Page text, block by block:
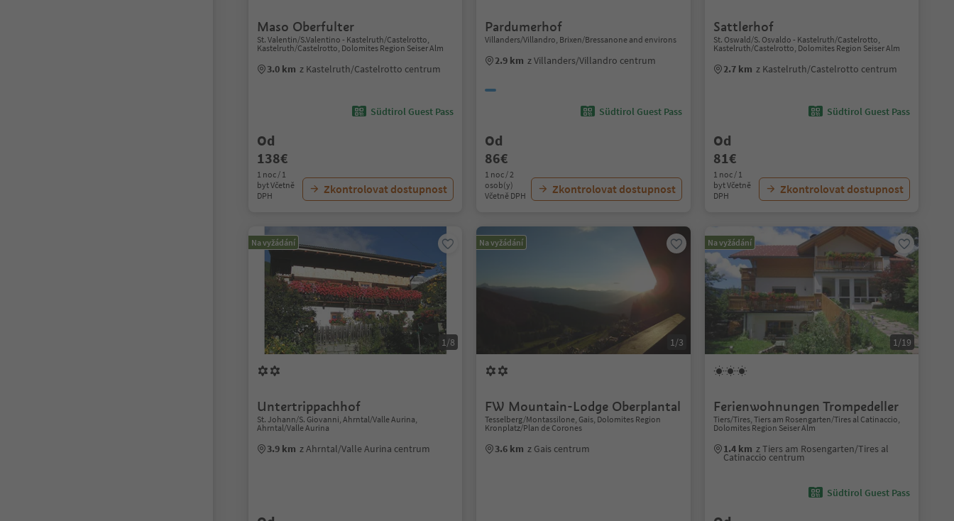
Maso Oberfulter
St. Valentin/S.Valentino - Kastelruth/Castelrotto,
Kastelruth/Castelrotto, Dolomites Region Seiser Alm
3.0 km z Kastelruth/Castelrotto centrum
Südtirol Guest Pass
Od
138€
1 noc / 1
byt Včetně
DPH
Zkontrolovat dostupnost
Pardumerhof
Villanders/Villandro, Brixen/Bressanone and environs
2.9 km z Villanders/Villandro centrum
Südtirol Guest Pass
Od
86€
1 noc / 2
osob(y)
Včetně DPH
Zkontrolovat dostupnost
Sattlerhof
St. Oswald/S. Osvaldo - Kastelruth/Castelrotto,
Kastelruth/Castelrotto, Dolomites Region Seiser Alm
2.7 km z Kastelruth/Castelrotto centrum
Südtirol Guest Pass
Od
81€
1 noc / 1
byt Včetně
DPH
Zkontrolovat dostupnost
Na vyžádání
1/8
Untertrippachhof
St. Johann/S. Giovanni, Ahrntal/Valle Aurina,
Ahrntal/Valle Aurina
3.9 km z Ahrntal/Valle Aurina centrum
Na vyžádání
1/3
FW Mountain-Lodge Oberplantal
Tesselberg/Montassilone, Gais, Dolomites Region
Kronplatz/Plan de Corones
3.6 km z Gais centrum
Na vyžádání
1/19
Ferienwohnungen Trompedeller
Tiers/Tires, Tiers am Rosengarten/Tires al Catinaccio,
Dolomites Region Seiser Alm
1.4 km z Tiers am Rosengarten/Tires al
Catinaccio centrum
Südtirol Guest Pass